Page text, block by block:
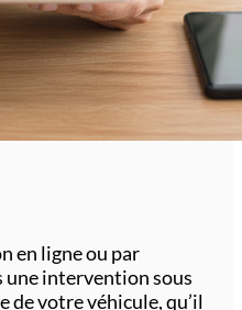
en ligne ou par
intervention sous
de votre véhicule, qu’il